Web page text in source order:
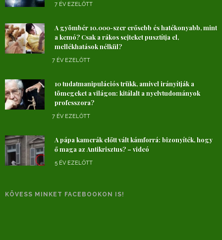
7 ÉV EZELŐTT
A gyömbér 10.000-szer erősebb és hatékonyabb, mint
a kemó? Csak a rákos sejteket pusztítja el,
mellékhatások nélkül?
7 ÉV EZELŐTT
10 tudatmanipulációs trükk, amivel irányítják a
tömegeket a világon: kitálalt a nyelvtudományok
professzora?
7 ÉV EZELŐTT
A pápa kamerák előtt vált kámforrá: bizonyíték, hogy
ő maga az Antikrisztus? – videó
5 ÉV EZELŐTT
KÖVESS MINKET FACEBOOKON IS!